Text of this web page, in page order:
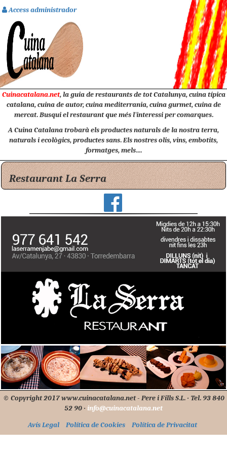
Access administrador
Cuinacatalana.net, la guia de restaurants de tot Catalunya, cuina típica
catalana, cuina de autor, cuina mediterrania, cuina gurmet, cuina de
mercat. Busqui el restaurant que més l'interessi per comarques.
A Cuina Catalana trobarà els productes naturals de la nostra terra,
naturals i ecològics, productes sans. Els nostres olis, vins, embotits,
formatges, mels....
Restaurant La Serra
© Copyright 2017 www.cuinacatalana.net - Pere i Fills S.L. · Tel. 93 840
52 90 · info@cuinacatalana.net
Avís Legal Política de Cookies Política de Privacitat